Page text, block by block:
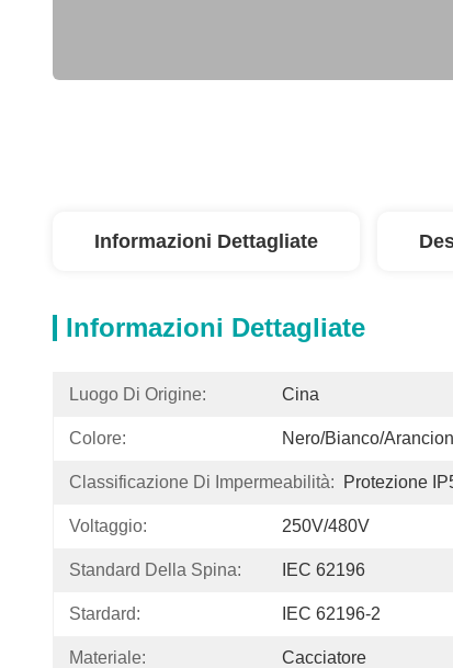
Informazioni Dettagliate
Informazioni Dettagliate
Luogo Di Origine: Cina
Colore: Nero/bianco/
Classificazione Di Impermeabilità: Protezione
Voltaggio: 250V/480V
Standard Della Spina: IEC 62196
Stardard: IEC 62196-2
Materiale: Cacciatore